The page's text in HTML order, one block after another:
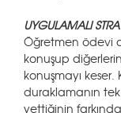
UYGULAMALI
Öğretmen ödevi
konuşup
konuşmayı
duraklamanın
yettiğinin